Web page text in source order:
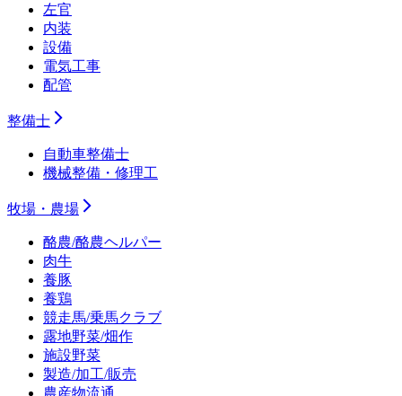
左官
内装
設備
電気工事
配管
整備士
自動車整備士
機械整備・修理工
牧場・農場
酪農/酪農ヘルパー
肉牛
養豚
養鶏
競走馬/乗馬クラブ
露地野菜/畑作
施設野菜
製造/加工/販売